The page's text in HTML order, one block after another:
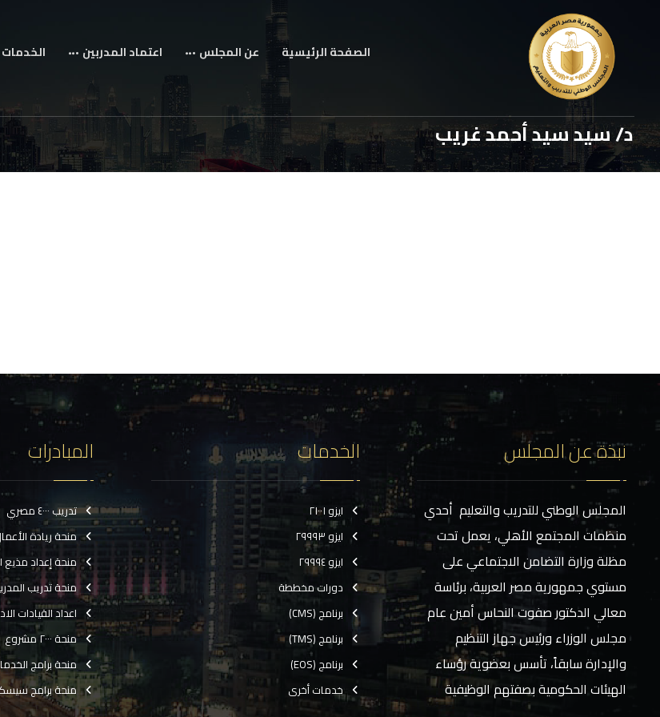
الصفحة الرئيسية عن المجلس اعتماد المدربين الخدمات
د/ سيد سيد أحمد غريب
نبذة عن المجلس
المجلس الوطني للتدريب والتعليم أحدي
منظمات المجتمع الأهلي، يعمل تحت
مظلة وزارة التضامن الاجتماعي على
مستوي جمهورية مصر العربية، برئاسة
معالي الدكتور صفوت النحاس أمين عام
مجلس الوزراء ورئيس جهاز التنظيم
والإدارة سابقاً، تأسس بعضوية رؤساء
الهيئات الحكومية بصفتهم الوظيفية
الخدمات
ايزو ٢١٠٠١
ايزو ٢٩٩٩٣
ايزو ٢٩٩٩٤
دورات مخططة
برنامج (CMS)
برنامج (TMS)
برنامج (EOS)
خدمات أخرى
المبادرات
تدريب ٤٠٠٠ مصري
منحة ريادة
منحة إعداد مذيع
منحة تدريب
اعداد القيادات
منحة ٢٠٠٠ مشروع
منحة برامج
منحة برامج